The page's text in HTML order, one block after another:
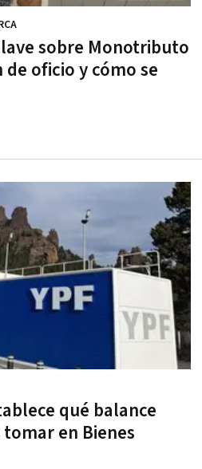
sobre Monotributo
oficio y cómo se
qué balance
en Bienes